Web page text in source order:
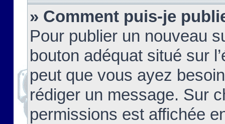
» Comment puis-je
Pour publier un nouveau
bouton adéquat situé sur
peut que vous ayez
rédiger un message. Sur
permissions est affichée